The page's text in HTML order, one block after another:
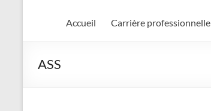
Accueil Carrière professionnelle
ASS